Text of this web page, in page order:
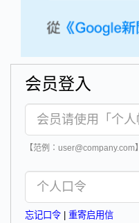
会员登入
【范例：user@company.com】
忘记口令 重寄启用信